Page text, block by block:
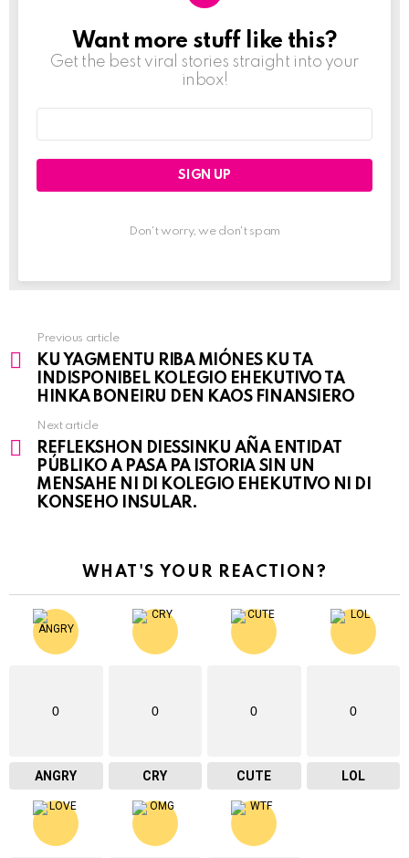
NEWSLETTER
Want more stuff like this?
Get the best viral stories straight into your
inbox!
Don't worry, we don't spam
See
more
Previous article
KU YAGMENTU RIBA MIÓNES KU TA
INDISPONIBEL KOLEGIO EHEKUTIVO TA
HINKA BONEIRU DEN KAOS FINANSIERO
Next article
REFLEKSHON DIESSINKU AÑA ENTIDAT
PÚBLIKO A PASA PA ISTORIA SIN UN
MENSAHE NI DI KOLEGIO EHEKUTIVO NI DI
KONSEHO INSULAR.
WHAT'S YOUR REACTION?
0
ANGRY
0
CRY
0
CUTE
0
LOL